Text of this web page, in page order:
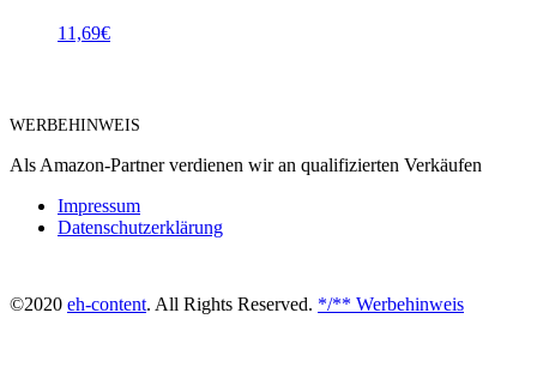
11,69€
WERBEHINWEIS
Als Amazon-Partner verdienen wir an qualifizierten Verkäufen
Impressum
Datenschutzerklärung
©2020 eh-content. All Rights Reserved. */** Werbehinweis